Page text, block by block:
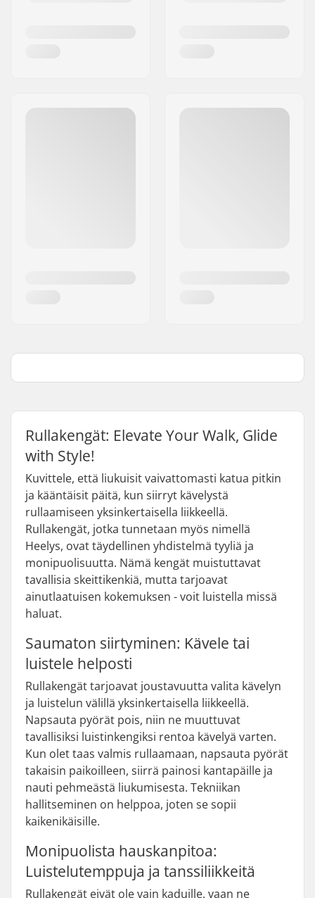
Rullakengät: Elevate Your Walk, Glide
with Style!
Kuvittele, että liukuisit vaivattomasti katua pitkin
ja kääntäisit päitä, kun siirryt kävelystä
rullaamiseen yksinkertaisella liikkeellä.
Rullakengät, jotka tunnetaan myös nimellä
Heelys, ovat täydellinen yhdistelmä tyyliä ja
monipuolisuutta. Nämä kengät muistuttavat
tavallisia skeittikenkiä, mutta tarjoavat
ainutlaatuisen kokemuksen - voit luistella missä
haluat.
Saumaton siirtyminen: Kävele tai
luistele helposti
Rullakengät tarjoavat joustavuutta valita kävelyn
ja luistelun välillä yksinkertaisella liikkeellä.
Napsauta pyörät pois, niin ne muuttuvat
tavallisiksi luistinkengiksi rentoa kävelyä varten.
Kun olet taas valmis rullaamaan, napsauta pyörät
takaisin paikoilleen, siirrä painosi kantapäille ja
nauti pehmeästä liukumisesta. Tekniikan
hallitseminen on helppoa, joten se sopii
kaikenikäisille.
Monipuolista hauskanpitoa:
Luistelutemppuja ja tanssiliikkeitä
Rullakengät eivät ole vain kaduille, vaan ne